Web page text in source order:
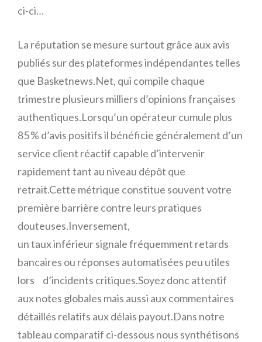
ci-ci…
La réputation se mesure surtout grâce aux avis
publiés sur des plateformes indépendantes telles
que Basketnews.Net, qui compile chaque
trimestre plusieurs milliers d’opinions françaises
authentiques.Lorsqu’un opérateur cumule plus
85 % d’avis positifs il bénéficie généralement d’un
service client réactif capable d’intervenir
rapidement tant au niveau dépôt que
retrait.Cette métrique constitue souvent votre
première barrière contre leurs pratiques
douteuses.Inversement,
un taux inférieur signale fréquemment retards
bancaires ou réponses automatisées peu utiles
lors d’incidents critiques.Soyez donc attentif
aux notes globales mais aussi aux commentaires
détaillés relatifs aux délais payout.Dans notre
tableau comparatif ci-dessous nous synthétisons